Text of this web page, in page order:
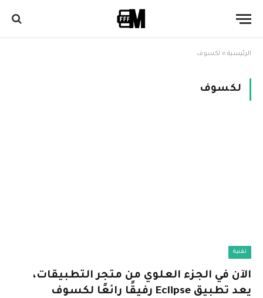
الرئيسية » لكسوف
لكسوف
تقنية
الآن في الجزء العلوي من متجر التطبيقات،
يعد تطبيق Eclipse رفيقًا رائعًا لكسوف